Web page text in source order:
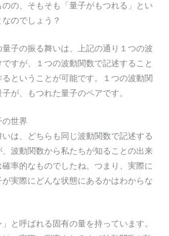
の、そもそも「量子がもつれる」とい
のでしょう？
子の振る舞いは、上記の通り１つの波
すが、１つの波動関数で記述すること
ということが可能です。１つの波動関
が、もつれた量子のペアです。
世界
は、どちらも同じ波動関数で記述する
波動関数から私たちが知ることの出来
率的なものでしたね。つまり、実際に
実際にどんな状態にあるかはわからな
と呼ばれる固有の量を持っています。